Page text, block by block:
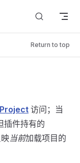
Return to top
访问；当
插件持有的
当前加载项目的